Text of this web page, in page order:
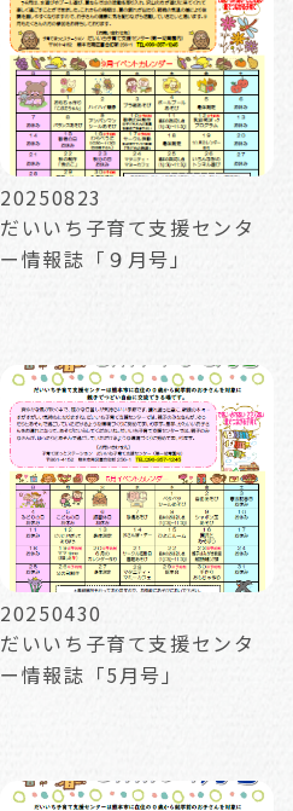
20250823
だいいち子育て支援センタ
ー情報誌「９月号」
20250430
だいいち子育て支援センタ
ー情報誌「5月号」